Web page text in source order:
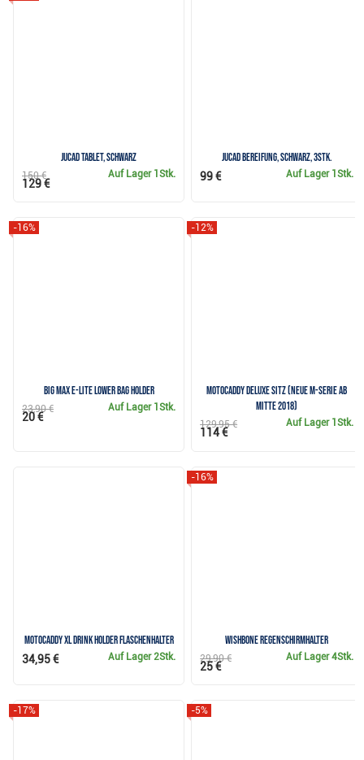
JuCad Tablet, schwarz
Auf Lager 1Stk.
150 €
129 €
JuCad Bereifung, schwarz, 3Stk.
Auf Lager 1Stk.
99 €
Big Max e-Lite Lower Bag Holder
-16%
Auf Lager 1Stk.
23,90 €
20 €
Motocaddy Deluxe Sitz (neue M-Serie ab
Mitte 2018)
-12%
Auf Lager 1Stk.
129,95 €
114 €
Motocaddy XL Drink Holder Flaschenhalter
Auf Lager 2Stk.
34,95 €
Wishbone Regenschirmhalter
-16%
Auf Lager4Stk.
29,90 €
25 €
-17% -5%